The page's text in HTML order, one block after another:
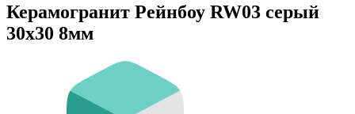
Керамогранит Рейнбоу RW03 серый
30x30 8мм